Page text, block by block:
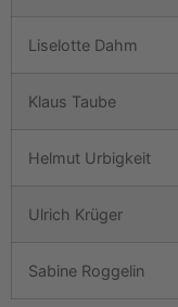
Liselotte Dahm
Klaus Taube
Helmut Urbigkeit
Ulrich Krüger
Sabine Roggelin